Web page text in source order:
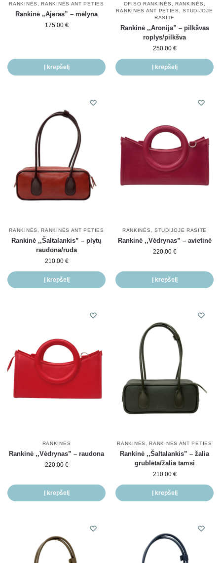
RANKINĖS ,RANKINĖS ANT PETIES
Rankinė „Ajeras” – mėlyna
175.00 €
Į krepšelį
OFISO RANKINĖS RANKINĖS
RANKINĖS ANT PETIES
,STUDIJOJE
RASITE
Rankinė ,,Aronija” – pilkšvas
roplys/pilkšva
250.00 €
Į krepšelį
RANKINĖS ,RANKINĖS ANT PETIES
Rankinė ,,Šaltalankis” – plytų
raudona/ruda
210.00 €
Į krepšelį
RANKINĖS , STUDIJOJE RASITE
Rankinė ,,Vėdrynas” – avietinė
220.00 €
Į krepšelį
RANKINĖS
Rankinė ,,Vėdrynas” – raudona
220.00 €
Į krepšelį
RANKINĖS ,RANKINĖS ANT PETIES
Rankinė ,,Šaltalankis” – žalia
grublėta/žalia tamsi
210.00 €
Į krepšelį